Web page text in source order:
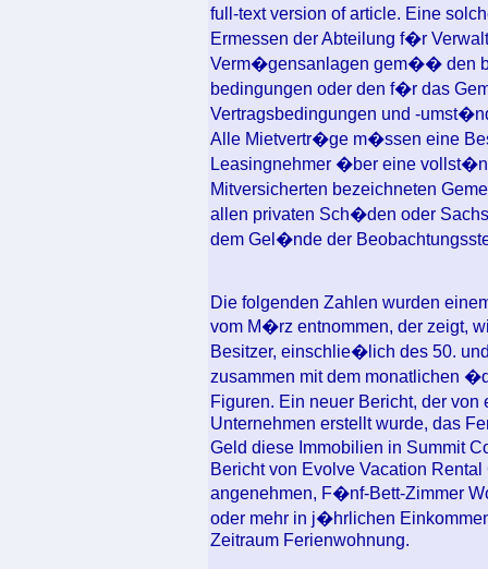
full-text version of article. Eine
Ermessen der Abteilung f�r
Verm�gensanlagen gem�� den
bedingungen oder den f�r das
Vertragsbedingungen und -
Alle Mietvertr�ge m�ssen eine
Leasingnehmer �ber eine
Mitversicherten bezeichneten
allen privaten Sch�den oder
dem Gel�nde der
Die folgenden Zahlen wurden
vom M�rz entnommen, der zeigt,
Besitzer, einschlie�lich des 50.
zusammen mit dem monatlichen
Figuren. Ein neuer Bericht, der
Unternehmen erstellt wurde, das
Geld diese Immobilien in Summit
Bericht von Evolve Vacation
angenehmen, F�nf-Bett-Zimmer
oder mehr in j�hrlichen
Zeitraum Ferienwohnung.